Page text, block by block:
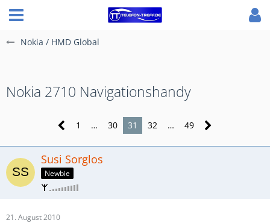
Nokia / HMD Global
Nokia 2710 Navigationshandy
1 … 30 31 32 … 49
Susi Sorglos
Newbie
21. August 2010